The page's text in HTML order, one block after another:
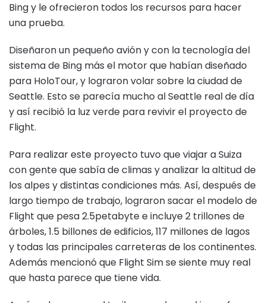
Bing y le ofrecieron todos los recursos para hacer
una prueba.
Diseñaron un pequeño avión y con la tecnología del
sistema de Bing más el motor que habían diseñado
para HoloTour, y lograron volar sobre la ciudad de
Seattle. Esto se parecía mucho al Seattle real de día
y así recibió la luz verde para revivir el proyecto de
Flight.
Para realizar este proyecto tuvo que viajar a Suiza
con gente que sabía de climas y analizar la altitud de
los alpes y distintas condiciones más. Así, después de
largo tiempo de trabajo, lograron sacar el modelo de
Flight que pesa 2.5petabyte e incluye 2 trillones de
árboles, 1.5 billones de edificios, 117 millones de lagos
y todas las principales carreteras de los continentes.
Además mencionó que Flight Sim se siente muy real
que hasta parece que tiene vida.